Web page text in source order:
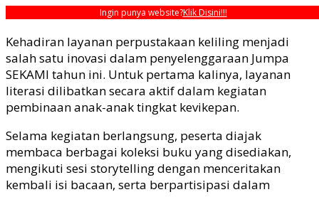
Ingin punya website?Klik Disini!!!
Kehadiran layanan perpustakaan keliling menjadi
salah satu inovasi dalam penyelenggaraan Jumpa
SEKAMI tahun ini. Untuk pertama kalinya, layanan
literasi dilibatkan secara aktif dalam kegiatan
pembinaan anak-anak tingkat kevikepan.
Selama kegiatan berlangsung, peserta diajak
membaca berbagai koleksi buku yang disediakan,
mengikuti sesi storytelling dengan menceritakan
kembali isi bacaan, serta berpartisipasi dalam